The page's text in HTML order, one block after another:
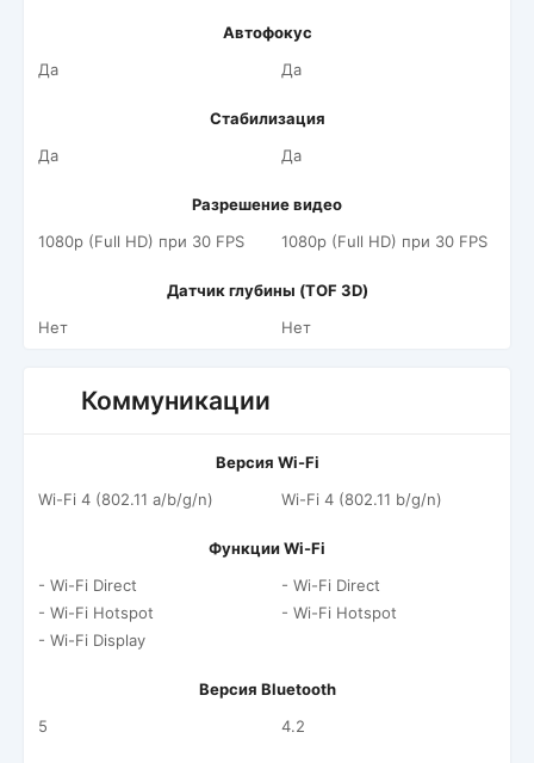
Автофокус
Да
Да
Стабилизация
Да
Да
Разрешение видео
1080p (Full HD) при 30 FPS
1080p (Full HD) при 30 FPS
Датчик глубины (TOF 3D)
Нет
Нет
Коммуникации
Версия Wi-Fi
Wi-Fi 4 (802.11 a/b/g/n)
Wi-Fi 4 (802.11 b/g/n)
Функции Wi-Fi
- Wi-Fi Direct
- Wi-Fi Hotspot
- Wi-Fi Display
- Wi-Fi Direct
- Wi-Fi Hotspot
Версия Bluetooth
5
4.2